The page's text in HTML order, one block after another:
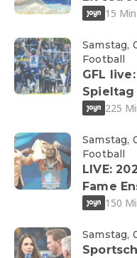
15 Min
Samstag,
Football
GFL
Spieltag
225
Samstag,
Football
LIVE:
Fame
150
Samstag,